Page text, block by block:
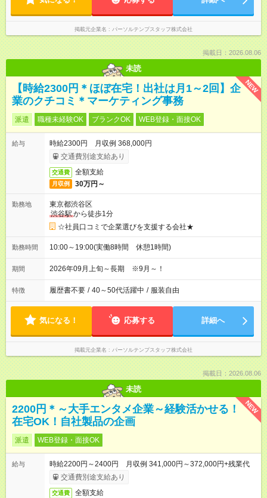
掲載元企業名 パーソルテンプスタッフ株式会社
掲載日：2026.08.06
未読
NEW
【時給2300円＊ほぼ在宅！出社は月1～2回】企
業のクチコミ＊マーケティング事務
派遣 職種未経験OK ブランクOK WEB登録・面接OK
給与
時給2300円 月収例 368,000円
交通費別途支給あり
交通費 全額支給
月収例 30万円～
勤務地
東京都渋谷区
渋谷駅から徒歩1分
☆社員口コミで企業選びを支援する会社★
勤務時間 10:00～19:00(実働8時間 休憩1時間)
期間 2026年09月上旬～長期 ※9月～！
特徴 履歴書不要 / 40～50代活躍中 / 服装自由
気になる！ 応募する 詳細へ
掲載元企業名 パーソルテンプスタッフ株式会社
掲載日：2026.08.06
未読
NEW
2200円＊～大手エンタメ企業～経験活かせる！
在宅OK！自社製品の企画
派遣 WEB登録・面接OK
給与
時給2200円～2400円 月収例 341,000円～372,000円+残業代
交通費別途支給あり
交通費 全額支給